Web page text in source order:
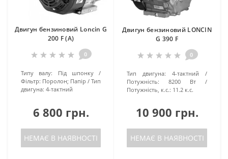
Двигун бензиновий Loncin G
200 F (A)
0
Типу валу:
Під шпонку
Фільтр: Поролон; Папір
Тип
двигуна: 4-тактний
6 800 грн.
НЕМАЄ В НАЯВНОСТІ
Двигун бензиновий LONCIN
G 390 F
0
Тип двигуна:
4-тактний
Потужність:
8200 Вт
Потужність, к.с.: 11.2 к.с.
10 900 грн.
НЕМАЄ В НАЯВНОСТІ